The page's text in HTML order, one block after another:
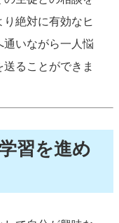
絶対に有効なヒ
通いながら一人悩
ることができま
習を進め